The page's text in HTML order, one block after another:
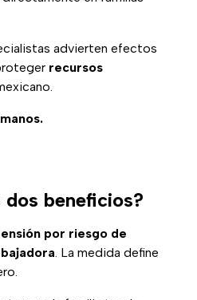
advierten efectos
recursos
dos beneficios?
por riesgo de
. La medida define